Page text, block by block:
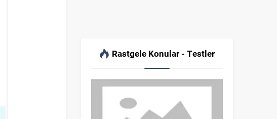
Rastgele Konular - Testler